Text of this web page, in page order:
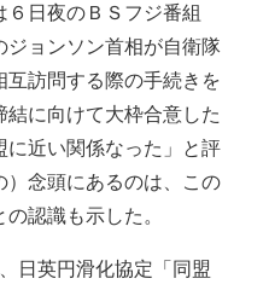
６日夜のＢＳフジ番組
ジョンソン首相が自衛隊
互訪問する際の手続きを
に向けて大枠合意した
に近い関係なった」と評
）念頭にあるのは、この
認識も示した。
日英円滑化協定「同盟